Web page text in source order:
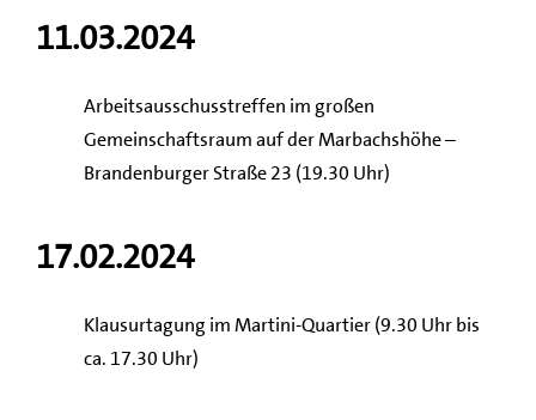
11.03.2024
Arbeitsausschusstreffen im großen
Gemeinschaftsraum auf der Marbachshöhe –
Brandenburger Straße 23 (19.30 Uhr)
17.02.2024
Klausurtagung im Martini-Quartier (9.30 Uhr bis
ca. 17.30 Uhr)